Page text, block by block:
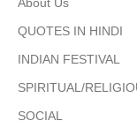
About Us
QUOTES IN HINDI
INDIAN FESTIVAL
SPIRITUAL/
SOCIAL